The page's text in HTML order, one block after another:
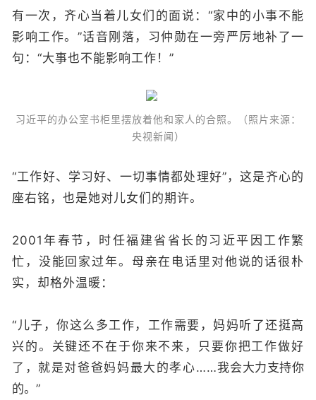
有一次，齐心当着儿女们的面说：“家中的小事不能
影响工作。”话音刚落，习仲勋在一旁严厉地补了一
句：“大事也不能影响工作！”
习近平的办公室书柜里摆放着他和家人的合照。（照片来源：
央视新闻）
“工作好、学习好、一切事情都处理好”，这是齐心的
座右铭，也是她对儿女们的期许。
2001年春节，时任福建省省长的习近平因工作繁
忙，没能回家过年。母亲在电话里对他说的话很朴
实，却格外温暖：
“儿子，你这么多工作，工作需要，妈妈听了还挺高
兴的。关键还不在于你来不来，只要你把工作做好
了，就是对爸爸妈妈最大的孝心……我会大力支持你
的。 ”